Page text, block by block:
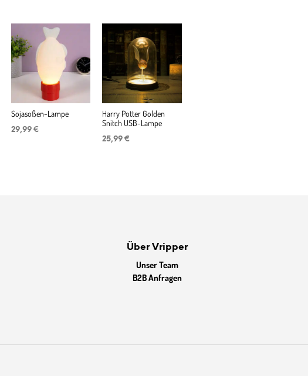
Sojasoßen-Lampe
29,99 €
Harry Potter Golden
Snitch USB-Lampe
25,99 €
Über Vripper
Unser Team
B2B Anfragen